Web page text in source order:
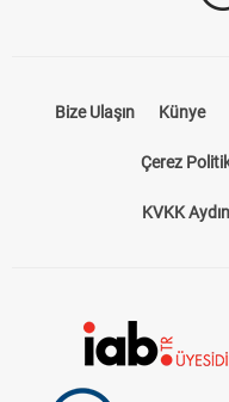
Bize Ulaşın Künye
Çerez
KVKK